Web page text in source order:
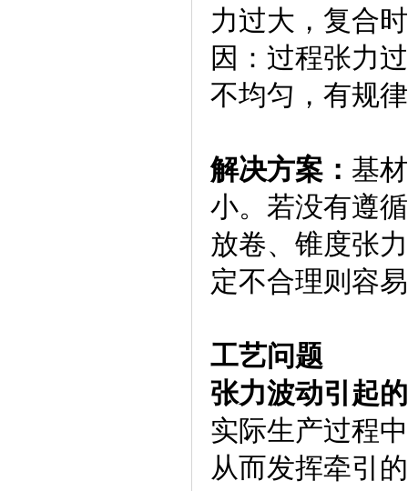
力过大，复合
因：过程张力
不均匀，有规
解决方案： 基
小。若没有遵
放卷、锥度张
定不合理则容
工艺问题
张力波动引起
实际生产过程
从而发挥牵引